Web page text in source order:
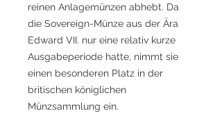
reinen Anlagemünzen abhebt. Da
die Sovereign-Münze aus der Ära
Edward VII. nur eine relativ kurze
Ausgabeperiode hatte, nimmt sie
einen besonderen Platz in der
britischen königlichen
Münzsammlung ein.